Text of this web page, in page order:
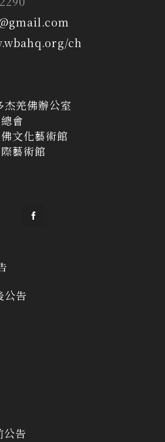
ch
羌佛辦公室
會
文化藝術館
藝術館
告
告